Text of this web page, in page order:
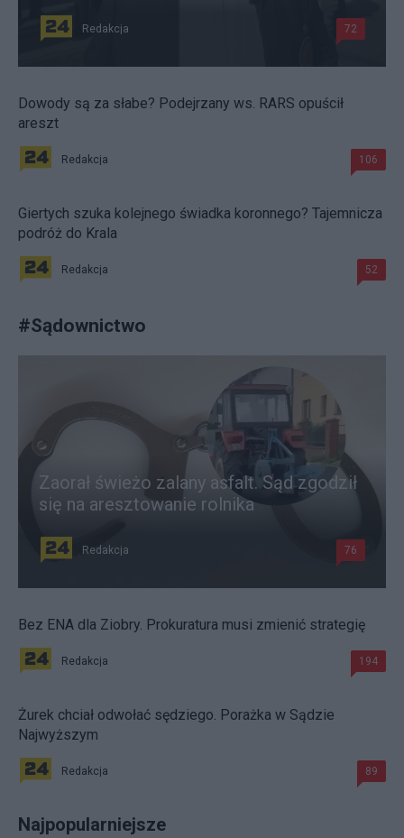
Redakcja 72
Dowody są za słabe? Podejrzany ws. RARS opuścił
areszt
Redakcja 106
Giertych szuka kolejnego świadka koronnego? Tajemnicza
podróż do Krala
Redakcja 52
#Sądownictwo
Zaorał świeżo zalany asfalt. Sąd zgodził
się na aresztowanie rolnika
Redakcja 76
Bez ENA dla Ziobry. Prokuratura musi zmienić strategię
Redakcja 194
Żurek chciał odwołać sędziego. Porażka w Sądzie
Najwyższym
Redakcja 89
Najpopularniejsze